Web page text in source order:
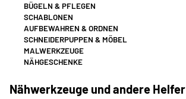
BÜGELN & PFLEGEN
SCHABLONEN
AUFBEWAHREN & ORDNEN
SCHNEIDERPUPPEN & MÖBEL
MALWERKZEUGE
NÄHGESCHENKE
Nähwerkzeuge und andere Helfer